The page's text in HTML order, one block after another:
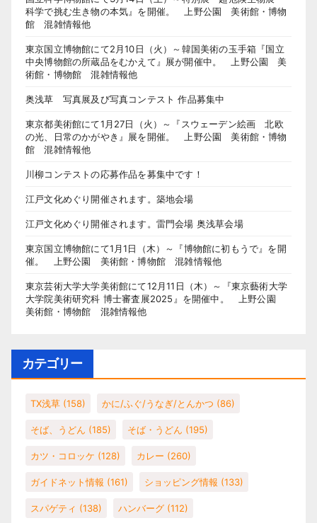
科学で挑む生き物の本気』を開催。 上野公園 美術館・博物
館 混雑情報他
東京国立博物館にて2月10日（火）～韓国美術の玉手箱『国立
中央博物館の所蔵品をむかえて』展が開催中。 上野公園 美
術館・博物館 混雑情報他
奥浅草 写真展及び写真コンテスト 作品募集中
東京都美術館にて1月27日（火）～『スウェーデン絵画 北欧
の光、日常のかがやき』展を開催。 上野公園 美術館・博物
館 混雑情報他
川柳コンテストの応募作品を募集中です！
江戸文化めぐり開催されます。築地会場
江戸文化めぐり開催されます。雷門会場 奥浅草会場
東京国立博物館にて1月1日（木）～『博物館に初もうで』を開
催。 上野公園 美術館・博物館 混雑情報他
東京芸術大学大学美術館にて12月11日（木）～『東京藝術大学
大学院美術研究科 博士審査展2025』を開催中。 上野公園
美術館・博物館 混雑情報他
カテゴリー
TX浅草 (158) かに/ふぐ/うなぎ/とんかつ (86)
そば、うどん (185) そば・うどん (195)
カツ・コロッケ (128) カレー (260)
ガイドネット情報 (161) ショッピング情報 (133)
スパゲティ (138) ハンバーグ (112)